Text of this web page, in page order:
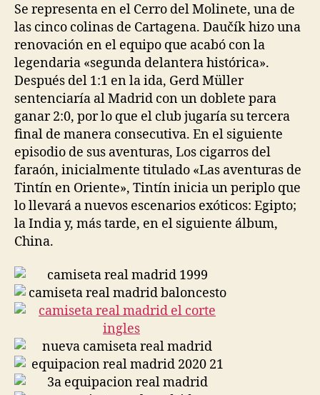
Se representa en el Cerro del Molinete, una de
las cinco colinas de Cartagena. Daučík hizo una
renovación en el equipo que acabó con la
legendaria «segunda delantera histórica».
Después del 1:1 en la ida, Gerd Müller
sentenciaría al Madrid con un doblete para
ganar 2:0, por lo que el club jugaría su tercera
final de manera consecutiva. En el siguiente
episodio de sus aventuras, Los cigarros del
faraón, inicialmente titulado «Las aventuras de
Tintín en Oriente», Tintín inicia un periplo que
lo llevará a nuevos escenarios exóticos: Egipto;
la India y, más tarde, en el siguiente álbum,
China.